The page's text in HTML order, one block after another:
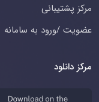
مرکز پشتیبانی
عضویت /ورود به سامانه
مرکز دانلود